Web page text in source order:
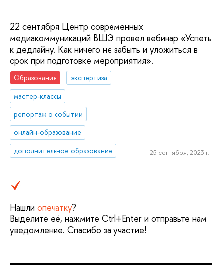
22 сентября Центр современных
медиакоммуникаций ВШЭ провел вебинар «Успеть
к дедлайну. Как ничего не забыть и уложиться в
срок при подготовке мероприятия».
Образование
экспертиза
мастер-классы
репортаж о событии
онлайн-образование
дополнительное образование
25 сентября, 2023 г.
Нашли опечатку?
Выделите её, нажмите Ctrl+Enter и отправьте нам
уведомление. Спасибо за участие!